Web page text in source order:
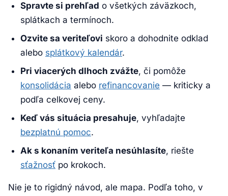
Spravte si prehľad o všetkých záväzkoch,
splátkach a termínoch.
Ozvite sa veriteľovi skoro a dohodnite odklad
alebo splátkový kalendár.
Pri viacerých dlhoch zvážte, či pomôže
konsolidácia alebo refinancovanie — kriticky a
podľa celkovej ceny.
Keď vás situácia presahuje, vyhľadajte
bezplatnú pomoc.
Ak s konaním veriteľa nesúhlasíte, riešte
sťažnosť po krokoch.
Nie je to rigidný návod, ale mapa. Podľa toho, v